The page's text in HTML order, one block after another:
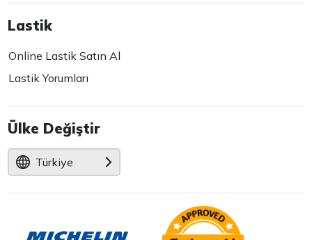
Lastik
Online Lastik Satın Al
Lastik Yorumları
Ülke Değiştir
Türkiye